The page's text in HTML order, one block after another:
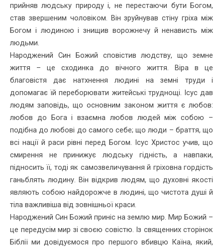
прийняв людську природу і, не перестаючи бути Богом,
став звершеним чоловіком. Він зруйнував стіну гріха між
Богом і людиною і знищив ворожнечу й ненависть між
людьми.
Народжений Син Божий сповістив людству, що земне
життя – це сходинка до вічного життя. Віра в це
благовістя дає натхнення людині на земні труди і
допомагає їй переборювати житейські труднощі. Ісус дав
людям заповідь, що основним законом життя є любов:
любов до Бога і взаємна любов людей між собою –
подібна до любові до самого себе; що люди – браття, що
всі нації й раси рівні перед Богом. Ісус Христос учив, що
смирення не принижує людську гідність, а навпаки,
підносить її, тоді як самозвеличування й гріховна гордість
ганьблять людину. Він відкрив людям, що духовні якості
являють собою найдорожче в людині, що чистота душі й
тіла важливіша від зовнішньої краси.
Народжений Син Божий приніс на землю мир. Мир Божий –
це передусім мир зі своєю совістю. Із священних сторінок
Біблії ми довіду­ємося про першого вбивцю Каїна, який,